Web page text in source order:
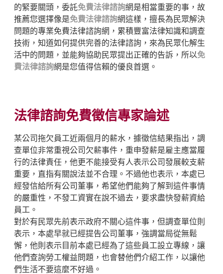
的緊要關頭，委託免費法律諮詢網是相當重要的事，故
推薦您選擇像是免費法律諮詢網這樣，擅長為民眾解決
問題的專業免費法律諮詢網，累積豐富法律知識和調查
技術，知道如何提供完善的法律諮詢，來為民眾化解生
活中的問題，並能夠協助民眾提出正確的告訴，所以免
費法律諮詢網是您值得信賴的優良首選。
法律諮詢免費徵信專家論述
某公司拖欠員工近兩個月的薪水，據徵信結果指出，調
查單位非常重視公司欠薪事件，重申發薪是雇主應當履
行的法律責任，他更不能接受有人表示公司發展較支薪
重要，直指有關說法並不合理。不過他也表示，本處已
經發信給所有公司董事，希望他們能夠了解到這件事情
的嚴重性，不發工資實在說不過去，要求盡快發薪資給
員工。
對於有民眾先前表示政府不關心這件事，但調查單位則
表示，本處早就已經提告公司董事，強調當局從無鬆
懈，他則表示目前本處已經為了這些員工設立專線，讓
他們查詢勞工權益問題，也會替他們介紹工作，以讓他
們生活不要這麼不好過。